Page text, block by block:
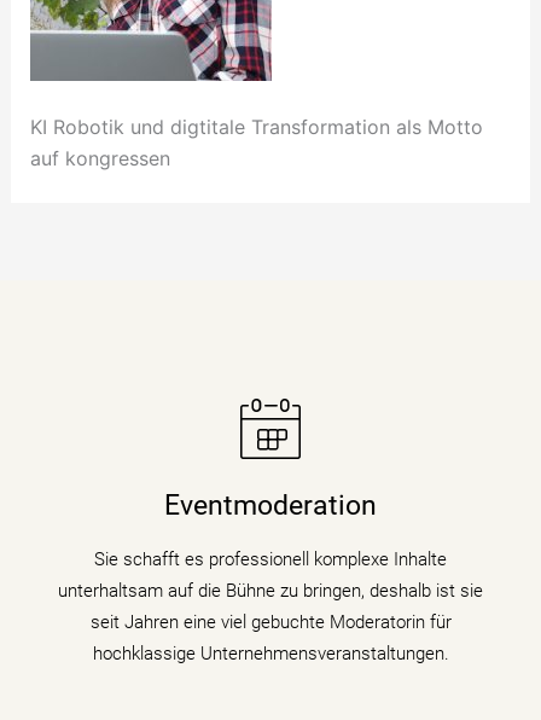
KI Robotik und digtitale Transformation als Motto
auf kongressen
Eventmoderation
Sie schafft es professionell komplexe Inhalte
unterhaltsam auf die Bühne zu bringen, deshalb ist sie
seit Jahren eine viel gebuchte Moderatorin für
hochklassige Unternehmensveranstaltungen.
Moderatorin Christiane Stein verbindet charmant und
unterhaltsam Nachrichtenkompetenz mit den Themen
mehr erfahren